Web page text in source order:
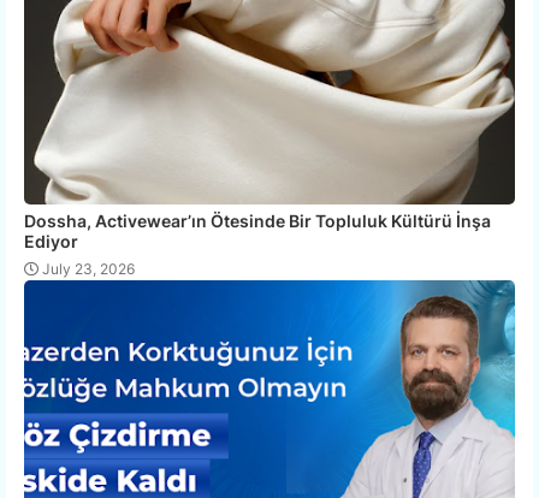
Dossha, Activewear’ın Ötesinde Bir Topluluk Kültürü İnşa
Ediyor
July 23, 2026